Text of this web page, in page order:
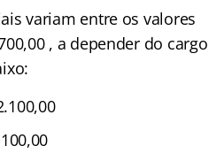
variam entre os valores
, a depender do cargo